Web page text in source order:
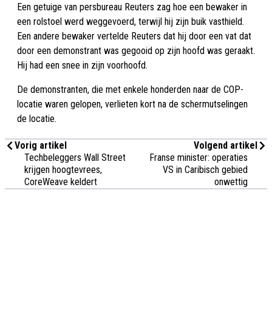
Een getuige van persbureau Reuters zag hoe een bewaker in
een rolstoel werd weggevoerd, terwijl hij zijn buik vasthield.
Een andere bewaker vertelde Reuters dat hij door een vat dat
door een demonstrant was gegooid op zijn hoofd was geraakt.
Hij had een snee in zijn voorhoofd.
De demonstranten, die met enkele honderden naar de COP-
locatie waren gelopen, verlieten kort na de schermutselingen
de locatie.
Vorig artikel
Techbeleggers Wall Street
krijgen hoogtevrees,
CoreWeave keldert
Volgend artikel
Franse minister: operaties
VS in Caribisch gebied
onwettig